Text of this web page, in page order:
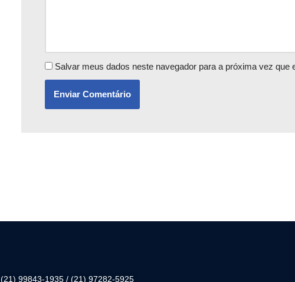
Salvar meus dados neste navegador para a próxima vez que
(21) 99843-1935 / (21) 97282-5925